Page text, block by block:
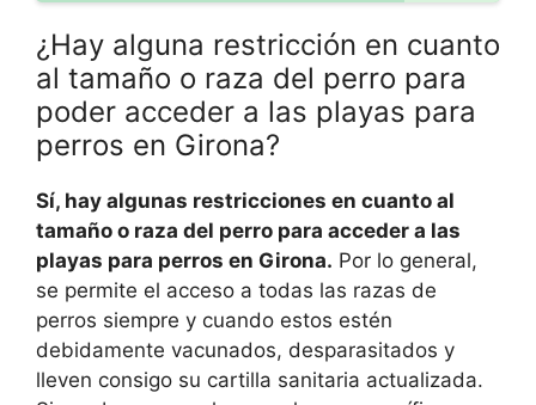
¿Hay alguna restricción en cuanto
al tamaño o raza del perro para
poder acceder a las playas para
perros en Girona?
Sí, hay algunas restricciones en cuanto al
tamaño o raza del perro para acceder a las
playas para perros en Girona. Por lo general,
se permite el acceso a todas las razas de
perros siempre y cuando estos estén
debidamente vacunados, desparasitados y
lleven consigo su cartilla sanitaria actualizada.